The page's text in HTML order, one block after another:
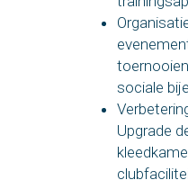
sociale
Upgrade